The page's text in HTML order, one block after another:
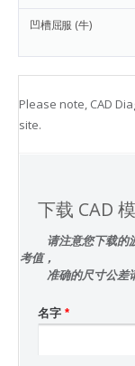
凹槽屈服 (牛)
Please note, CAD
site.
下载 CAD
请注意您下载的波
考值，
准确的尺寸公差请
名字 *